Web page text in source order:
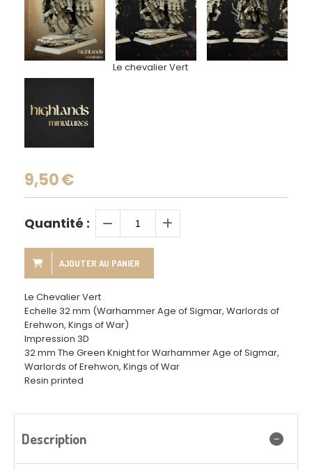
Le chevalier Vert
9,50€
Quantité :
AJOUTER AU PANIER
Le Chevalier Vert
Echelle 32 mm (Warhammer Age of Sigmar, Warlords of
Erehwon, Kings of War)
Impression 3D
32 mm The Green Knight for Warhammer Age of Sigmar,
Warlords of Erehwon, Kings of War
Resin printed
Description